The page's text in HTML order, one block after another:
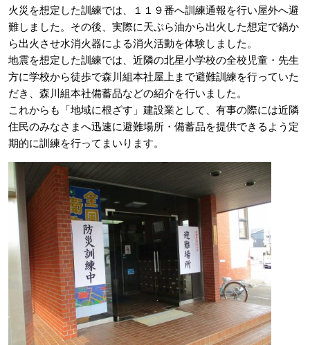
火災を想定した訓練では、１１９番へ訓練通報を行い屋外へ避
難しました。その後、実際に天ぷら油から出火した想定で鍋か
ら出火させ水消火器による消火活動を体験しました。
地震を想定した訓練では、近隣の北星小学校の全校児童・先生
方に学校から徒歩で森川組本社屋上まで避難訓練を行っていた
だき、森川組本社備蓄品などの紹介を行いました。
これからも「地域に根ざす」建設業として、有事の際には近隣
住民のみなさまへ迅速に避難場所・備蓄品を提供できるよう定
期的に訓練を行ってまいります。